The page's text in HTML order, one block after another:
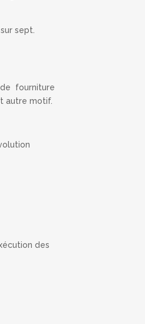
sept.
de fourniture
autre motif.
des